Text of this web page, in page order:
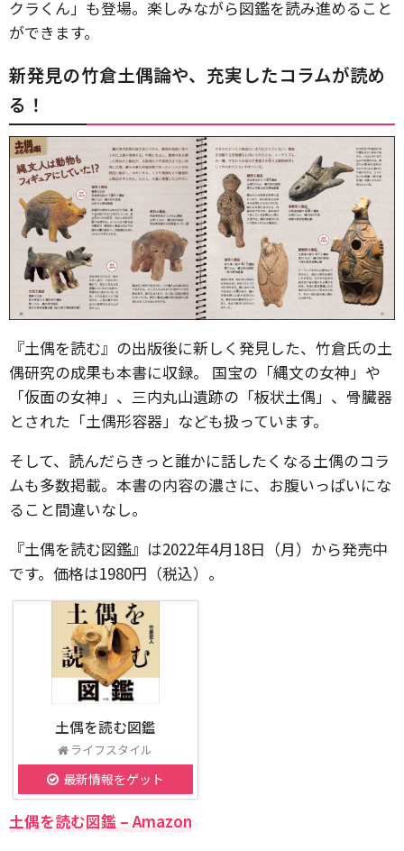
クラくん」も登場。楽しみながら図鑑を読み進めること
ができます。
新発見の竹倉土偶論や、充実したコラムが読め
る！
『土偶を読む』の出版後に新しく発見した、竹倉氏の土
偶研究の成果も本書に収録。 国宝の「縄文の女神」や
「仮面の女神」、三内丸山遺跡の「板状土偶」、骨臓器
とされた「土偶形容器」なども扱っています。
そして、読んだらきっと誰かに話したくなる土偶のコラ
ムも多数掲載。本書の内容の濃さに、お腹いっぱいにな
ること間違いなし。
『土偶を読む図鑑』は2022年4月18日（月）から発売中
です。価格は1980円（税込）。
土偶を読む図鑑
ライフスタイル
最新情報をゲット
土偶を読む図鑑 – Amazon